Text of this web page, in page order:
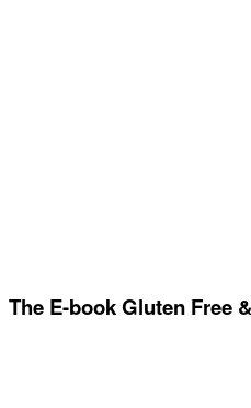
The E-book Gluten Free